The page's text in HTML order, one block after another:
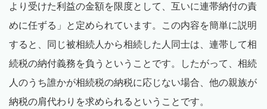
より受けた利益の金額を限度として、互いに連帯納付の責
めに任ずる」と定められています。この内容を簡単に説明
すると、同じ被相続人から相続した人同士は、連帯して相
続税の納付義務を負うということです。したがって、相続
人のうち誰かが相続税の納税に応じない場合、他の親族が
納税の肩代わりを求められるということです。